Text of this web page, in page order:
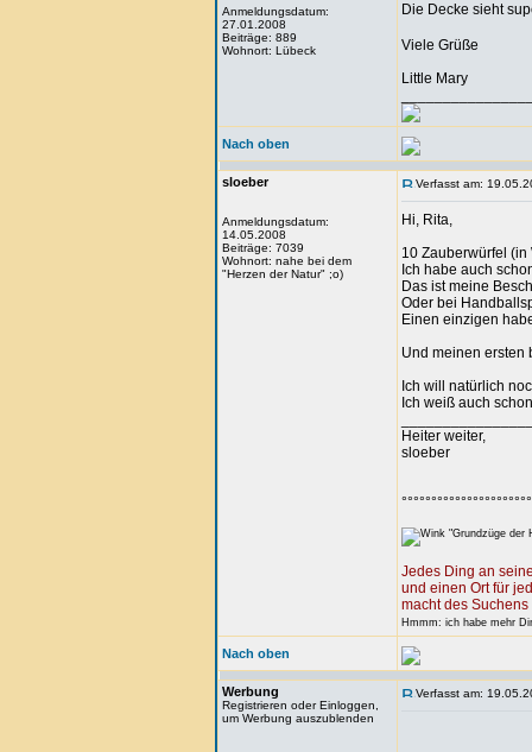
Anmeldungsdatum:
27.01.2008
Beiträge: 889
Wohnort: Lübeck
Die Decke sieht
Viele Grüße
Little Mary
Nach oben
sloeber
Anmeldungsdatum:
14.05.2008
Beiträge: 7039
Wohnort: nahe bei dem
"Herzen der Natur" ;o)
Verfasst am:
Hi, Rita,
10 Zauberwürfel (in
Ich habe auch
Das ist meine
Oder bei
Einen einzigen
Und meinen ersten
Ich will natürlich
Ich weiß auch
Heiter weiter,
sloeber
"Grundzüge der
Jedes Ding an
und einen Ort für
macht des
Hmmm: ich habe mehr
Nach oben
Werbung
Registrieren oder Einloggen,
um Werbung auszublenden
Verfasst am: